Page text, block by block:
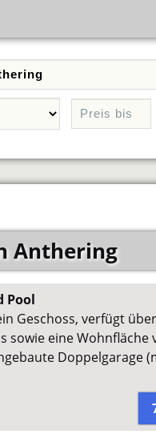
Anthering
Pool
Geschoss, verfügt
sowie eine Wohnfläche
Doppelgarage